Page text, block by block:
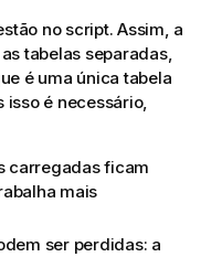
no script. Assim, a
tabelas separadas,
é uma única tabela
isso é necessário,
carregadas ficam
mais
ser perdidas: a